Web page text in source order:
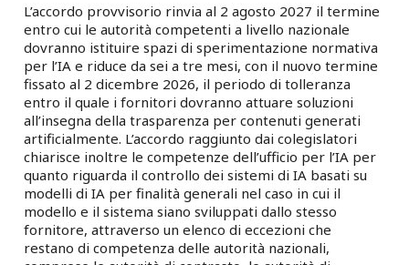
L’accordo provvisorio rinvia al 2 agosto 2027 il termine
entro cui le autorità competenti a livello nazionale
dovranno istituire spazi di sperimentazione normativa
per l’IA e riduce da sei a tre mesi, con il nuovo termine
fissato al 2 dicembre 2026, il periodo di tolleranza
entro il quale i fornitori dovranno attuare soluzioni
all’insegna della trasparenza per contenuti generati
artificialmente. L’accordo raggiunto dai colegislatori
chiarisce inoltre le competenze dell’ufficio per l’IA per
quanto riguarda il controllo dei sistemi di IA basati su
modelli di IA per finalità generali nel caso in cui il
modello e il sistema siano sviluppati dallo stesso
fornitore, attraverso un elenco di eccezioni che
restano di competenza delle autorità nazionali,